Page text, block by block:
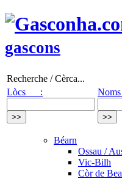
gascons
Recherche / Cèrca...
Lòcs :
Béarn
Ossau /
Vic-Bilh
Còr de